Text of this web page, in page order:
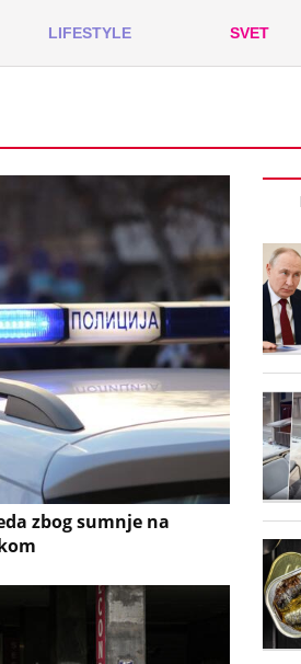
LIFESTYLE SVET
zbog sumnje na